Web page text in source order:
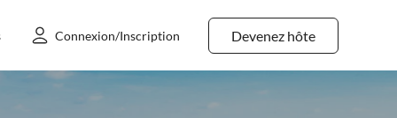
Devenez hôte
Connexion/Inscription